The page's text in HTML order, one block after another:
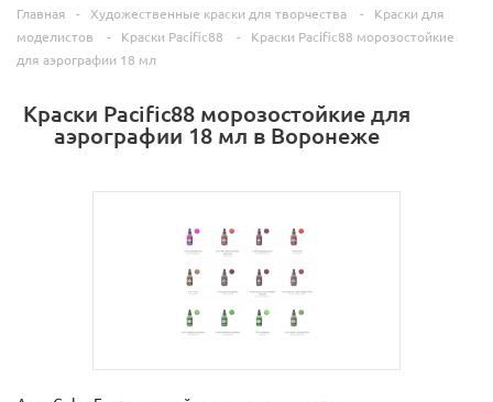
Главная - Художественные краски для творчества -
Краски для
моделистов
- Краски Pacific88 -
Краски Pacific88 морозостойкие
для аэрографии 18 мл
Краски Pacific88 морозостойкие для
аэрографии 18 мл в Воронеже